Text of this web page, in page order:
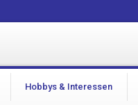
Hobbys & Interessen